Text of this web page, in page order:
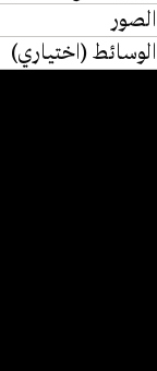
الصور
الوسائط (اختياري)